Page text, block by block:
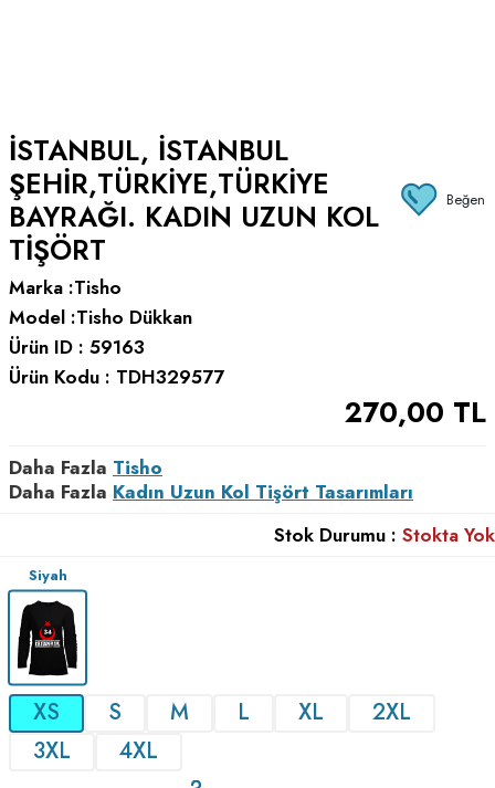
ISTANBUL, ISTANBUL
ŞEHIR,TÜRKIYE,TÜRKIYE
BAYRAĞI. KADIN UZUN KOL
TIŞÖRT
Beğen
Marka :Tisho
Model :Tisho Dükkan
Ürün ID : 59163
Ürün Kodu : TDH329577
270,00 TL
Daha Fazla Tisho
Daha Fazla Kadın Uzun Kol Tişört Tasarımları
Stok Durumu : Stokta Yok
Siyah
XS S M L XL
2XL
3XL
4XL